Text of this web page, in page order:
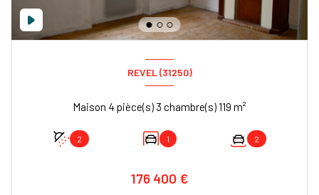
REVEL (31250)
Maison 4 pièce(s) 3 chambre(s) 119 m²
2 1 2
176 400 €